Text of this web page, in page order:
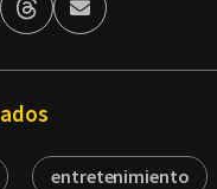
ThreadsEnviar
por
entretenimiento